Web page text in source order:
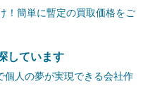
！簡単に暫定の買取価格をご
しています
個人の夢が実現できる会社作